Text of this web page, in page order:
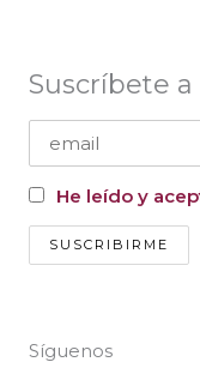
Suscríbete
He leído y
Síguenos